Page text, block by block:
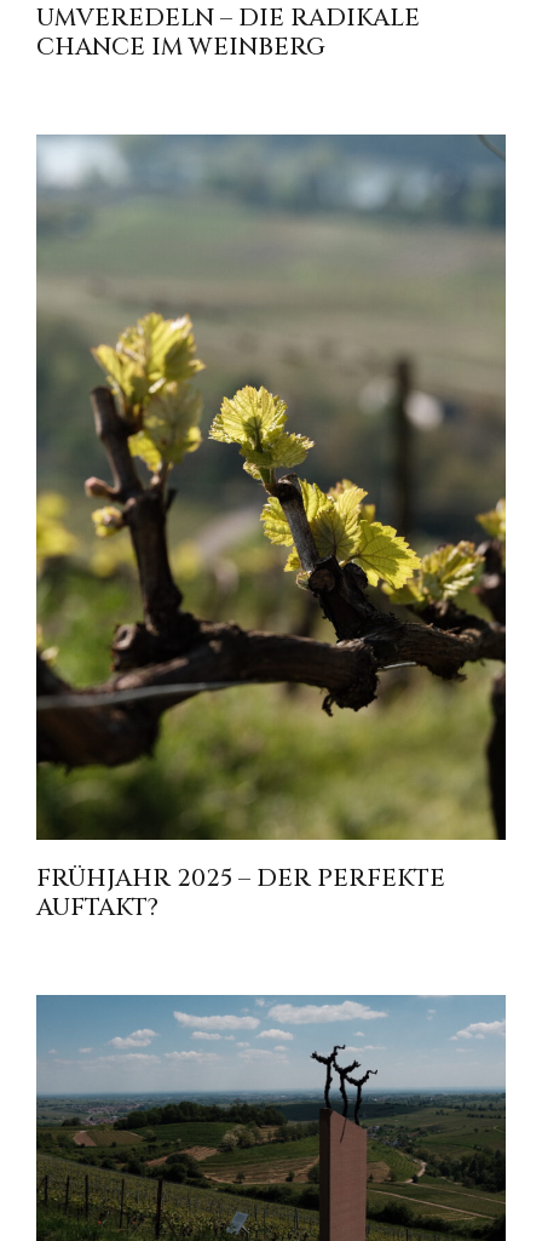
UMVEREDELN – DIE RADIKALE
CHANCE IM WEINBERG
FRÜHJAHR 2025 – DER PERFEKTE
AUFTAKT?